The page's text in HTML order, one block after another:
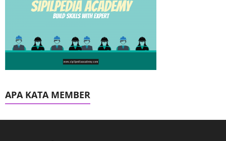
APA KATA MEMBER